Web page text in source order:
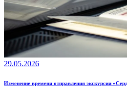
29.05.2026
Изменение времени отправления экскурсии